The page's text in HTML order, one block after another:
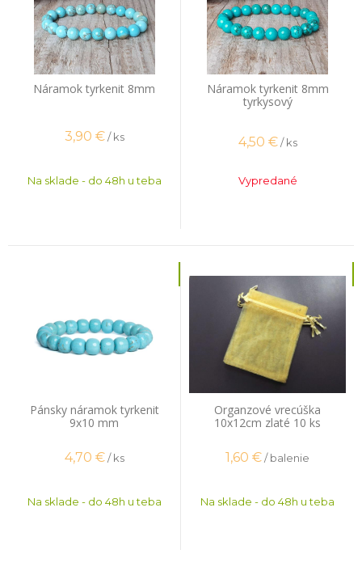
Náramok tyrkenit 8mm
3,90 € / ks
Na sklade - do 48h u teba
Náramok tyrkenit 8mm
tyrkysový
4,50 € / ks
Vypredané
Pánsky náramok tyrkenit
9x10 mm
4,70 € / ks
Na sklade - do 48h u teba
Organzové vrecúška
10x12cm zlaté 10 ks
1,60 €/ balenie
Na sklade - do 48h u teba